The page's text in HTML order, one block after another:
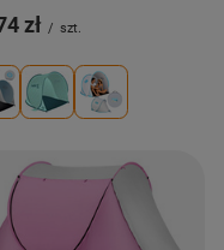
zł / szt.